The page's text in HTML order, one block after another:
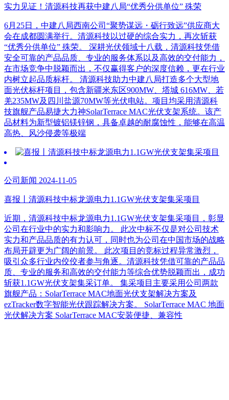
实力见证！清源科技再获中建八局“优秀分供单位” 殊荣
6月25日，中建八局西南公司“聚势谋远・砺行致远”供应商大
会在成都圆满举行。清源科技以过硬的综合实力，再次斩获
“优秀分供单位” 殊荣。 深耕光伏领域十八载，清源科技凭借
安全可靠的产品品质、专业的服务体系以及高效的交付能力，
在市场竞争中脱颖而出，不仅赢得客户的深度信赖，更在行业
内树立起品质标杆。 清源科技助力中建八局打造多个大型地
面光伏标杆项目，包含新疆米东区900MW、塔城 616MW、若
羌235MW及四川盐源70MW等光伏电站。项目均采用清源科
技旗舰产品易捷大力神SolarTerrace MAC光伏支架系统。该产
品材料为新型镀铝镁锌钢，具备卓越的耐腐蚀性，能够在高温
高热、风沙侵袭等极端
公司新闻 2024-11-05
喜报丨清源科技中标龙源电力1.1GW光伏支架集采项目
近期，清源科技中标龙源电力1.1GW光伏支架集采项目，彰显
公司在行业中的实力和影响力。 此次中标不仅是对公司技术
实力和产品品质的有力认可，同时也为公司在中国市场的战略
布局开辟更为广阔的前景。 此次项目的竞标过程异常激烈，
吸引众多行业内佼佼者参与角逐。清源科技凭借可靠的产品品
质、专业的服务和高效的交付能力等综合优势脱颖而出，成功
斩获1.1GW光伏支架集采订单。 集采项目主要采用公司两款
旗舰产品：SolarTerrace MAC地面光伏支架解决方案及
ezTracker数字智能光伏跟踪解决方案。 SolarTerrace MAC 地面
光伏解决方案 SolarTerrace MAC安装便捷、兼容性